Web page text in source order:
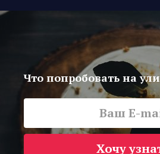
Что попробовать на
Хочу